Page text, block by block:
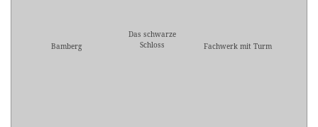
Bamberg
Das schwarze
Schloss
Fachwerk mit Turm